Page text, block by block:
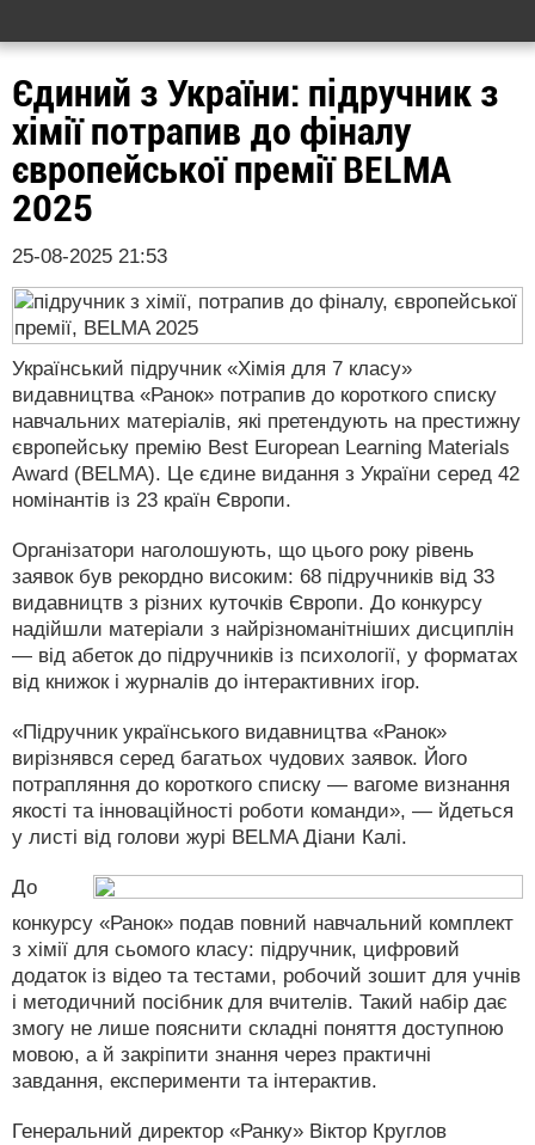
Єдиний з України: підручник з
хімії потрапив до фіналу
європейської премії BELMA
2025
25-08-2025 21:53
Український підручник «Хімія для 7 класу»
видавництва «Ранок» потрапив до короткого списку
навчальних матеріалів, які претендують на престижну
європейську премію Best European Learning Materials
Award (BELMA). Це єдине видання з України серед 42
номінантів із 23 країн Європи.
Організатори наголошують, що цього року рівень
заявок був рекордно високим: 68 підручників від 33
видавництв з різних куточків Європи. До конкурсу
надійшли матеріали з найрізноманітніших дисциплін
— від абеток до підручників із психології, у форматах
від книжок і журналів до інтерактивних ігор.
«Підручник українського видавництва «Ранок»
вирізнявся серед багатьох чудових заявок. Його
потрапляння до короткого списку — вагоме визнання
якості та інноваційності роботи команди», — йдеться
у листі від голови журі BELMA Діани Калі.
До
конкурсу «Ранок» подав повний навчальний комплект
з хімії для сьомого класу: підручник, цифровий
додаток із відео та тестами, робочий зошит для учнів
і методичний посібник для вчителів. Такий набір дає
змогу не лише пояснити складні поняття доступною
мовою, а й закріпити знання через практичні
завдання, експерименти та інтерактив.
Генеральний директор «Ранку» Віктор Круглов